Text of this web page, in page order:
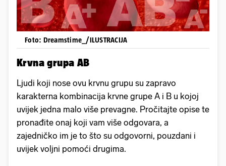
Foto: Dreamstime_/ILUSTRACIJA
Krvna grupa AB
Ljudi koji nose ovu krvnu grupu su zapravo
karakterna kombinacija krvne grupe A i B u kojoj
uvijek jedna malo više prevagne. Pročitajte opise te
pronađite onaj koji vam više odgovara, a
zajedničko im je to što su odgovorni, pouzdani i
uvijek voljni pomoći drugima.